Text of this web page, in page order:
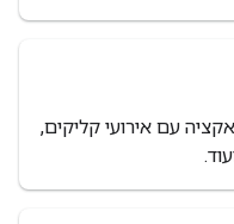
עם אירועי קליקים,